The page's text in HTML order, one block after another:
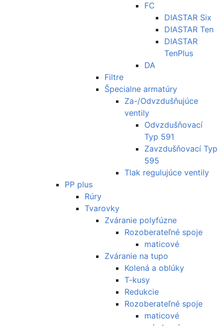
FC
DIASTAR Six
DIASTAR Ten
DIASTAR
TenPlus
DA
Filtre
Špecialne armatúry
Za-/Odvzdušňujúce
ventily
Odvzdušňovací
Typ 591
Zavzdušňovací Typ
595
Tlak regulujúce ventily
PP plus
Rúry
Tvarovky
Zváranie polyfúzne
Rozoberateľné spoje
maticové
Zváranie na tupo
Kolená a oblúky
T-kusy
Redukcie
Rozoberateľné spoje
maticové